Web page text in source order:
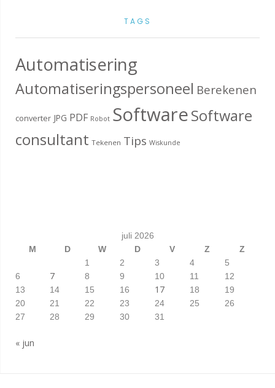
TAGS
Automatisering
Automatiseringspersoneel Berekenen
converter JPG PDF Robot SoftwareSoftware
consultant Tekenen Tips Wiskunde
juli 2026
M
D W D V Z
Z
1
2 3 4
5
6
7 8 9 10 11
12
13
14 15 16 17 18
19
20
21 22 23 24 25
26
27
28 29 30 31
« jun